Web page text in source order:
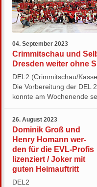
04. September 2023
Crimmitschau und
Dresden weiter ohne
DEL2 (Crimmitschau/
Die Vorbereitung der DEL
konnte am Wochenende
26. August 2023
Do­mi­nik Groß und
Henry Ho­mann wer­
den für die EVL-Pro­fis
li­zen­ziert / Joker mit
guten Heimauftritt
DEL2